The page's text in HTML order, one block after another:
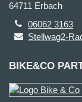
64711 Erbach
06062 3163
Stellwag2-
BIKE&CO